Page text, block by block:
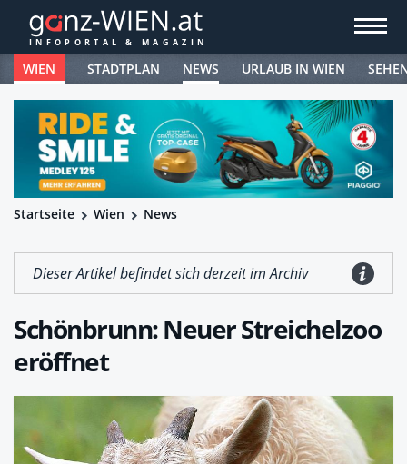
WIEN STADTPLAN NEWS URLAUB IN WIEN
Startseite Wien News
Dieser Artikel befindet sich derzeit im Archiv
Schönbrunn: Neuer Streichelzoo
eröffnet